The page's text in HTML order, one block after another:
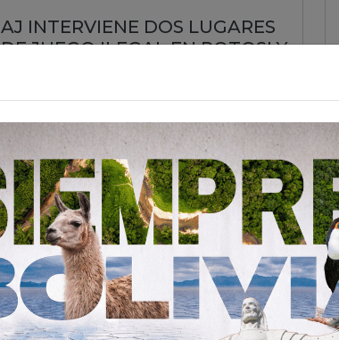
AJ INTERVIENE DOS LUGARES
DE JUEGO ILEGAL EN POTOSI Y
Leer nota